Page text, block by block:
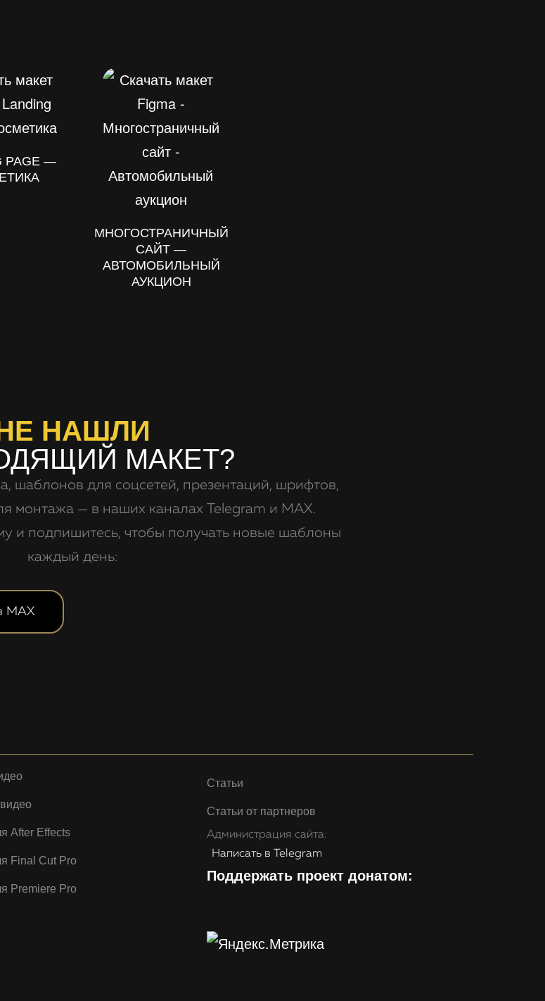
PAGE —
МНОГОСТРАНИЧНЫЙ
САЙТ —
АВТОМОБИЛЬНЫЙ
АУКЦИОН
НАШЛИ
МАКЕТ?
шаблонов для соцсетей, презентаций, шрифтов,
монтажа — в наших каналах Telegram и MAX.
и подпишитесь, чтобы получать новые шаблоны
каждый день:
MAX
After Effects
Final Cut Pro
Premiere Pro
Статьи
Статьи от партнеров
Администрация сайта:
Написать в Telegram
Поддержать проект донатом: